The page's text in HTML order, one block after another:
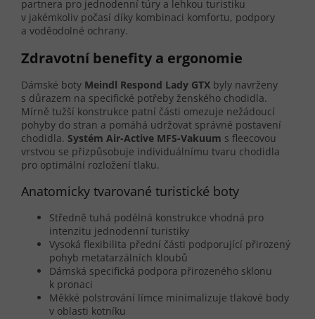
partnera pro jednodenní túry a lehkou turistiku
v jakémkoliv počasí díky kombinaci komfortu, podpory
a voděodolné ochrany.
Zdravotní benefity a ergonomie
Dámské boty Meindl Respond Lady GTX byly navrženy
s důrazem na specifické potřeby ženského chodidla.
Mírně tužší konstrukce patní části omezuje nežádoucí
pohyby do stran a pomáhá udržovat správné postavení
chodidla. Systém Air-Active MFS-Vakuum s fleecovou
vrstvou se přizpůsobuje individuálnímu tvaru chodidla
pro optimální rozložení tlaku.
Anatomicky tvarované turistické boty
Středně tuhá podélná konstrukce vhodná pro
intenzitu jednodenní turistiky
Vysoká flexibilita přední části podporující přirozený
pohyb metatarzálních kloubů
Dámská specifická podpora přirozeného sklonu
k pronaci
Měkké polstrování límce minimalizuje tlakové body
v oblasti kotníku